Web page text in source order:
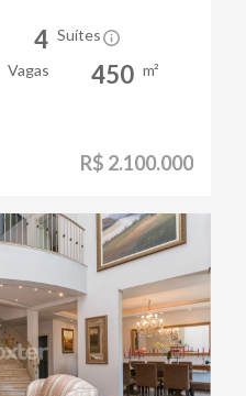
4 Suítes
Vagas 450 m²
R$ 2.100.000